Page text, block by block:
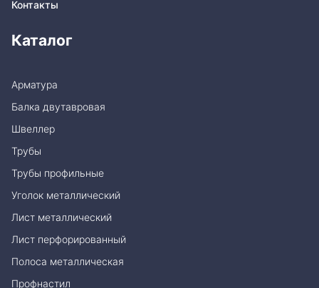
Контакты
Каталог
Арматура
Балка двутавровая
Швеллер
Трубы
Трубы профильные
Уголок металлический
Лист металлический
Лист перфорированный
Полоса металлическая
Профнастил